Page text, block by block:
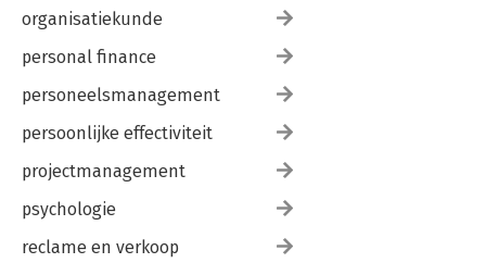
organisatiekunde
personal finance
personeelsmanagement
persoonlijke effectiviteit
projectmanagement
psychologie
reclame en verkoop